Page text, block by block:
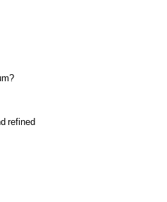
refined